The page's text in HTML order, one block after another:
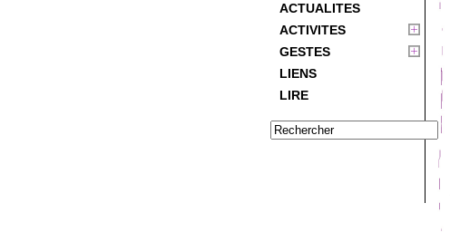
ACTUALITES
ACTIVITES
GESTES
LIENS
LIRE